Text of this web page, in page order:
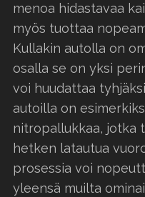
menoa hidastavaa
myös tuottaa
Kullakin autolla on
osalla se on yksi
voi huudattaa
autoilla on
nitropallukkaa, jotka
hetken latautua
prosessia voi
yleensä muilta